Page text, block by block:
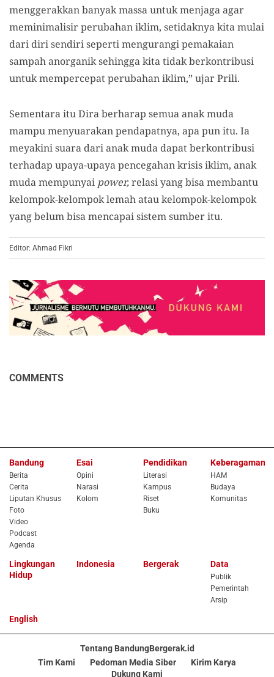
menggerakkan banyak massa untuk menjaga agar
meminimalisir perubahan iklim, setidaknya kita mulai
dari diri sendiri seperti mengurangi pemakaian
sampah anorganik sehingga kita tidak berkontribusi
untuk mempercepat perubahan iklim,” ujar Prili.
Sementara itu Dira berharap semua anak muda
mampu menyuarakan pendapatnya, apa pun itu. Ia
meyakini suara dari anak muda dapat berkontribusi
terhadap upaya-upaya pencegahan krisis iklim, anak
muda mempunyai power,relasi yang bisa membantu
kelompok-kelompok lemah atau kelompok-kelompok
yang belum bisa mencapai sistem sumber itu.
Editor: Ahmad Fikri
COMMENTS
Bandung
Berita
Cerita
Liputan Khusus
Foto
Video
Podcast
Agenda
Esai
Opini
Narasi
Kolom
Pendidikan
Literasi
Kampus
Riset
Buku
Keberagaman
HAM
Budaya
Komunitas
Lingkungan
Hidup
Indonesia Bergerak Data
Publik
Pemerintah
Arsip
English
Tentang BandungBergerak.id
Tim Kami
Pedoman Media Siber
Kirim Karya
Dukung Kami